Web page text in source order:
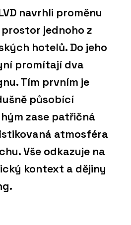
navrhli proměnu
jednoho z
hotelů. Do jeho
promítají dva
Tím prvním je
působící
zase patřičná
atmosféra
Vše odkazuje na
kontext a dějiny